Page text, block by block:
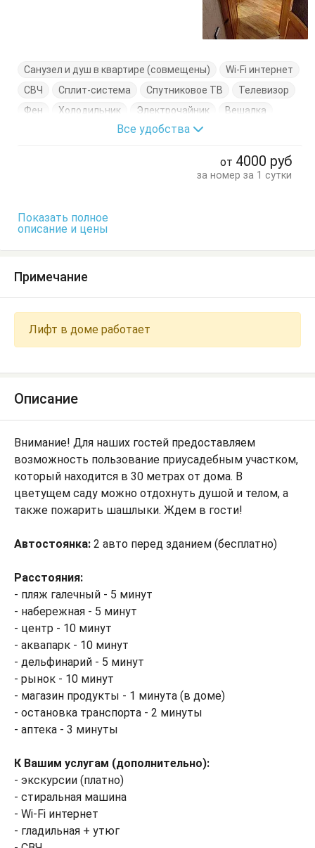
Санузел и душ в квартире (совмещены)
Wi-Fi интернет
СВЧ
Сплит-система Спутниковое ТВ
Телевизор
Фен
Холодильник Электрочайник
Вешалка
Кровать двуспальная
Все удобства
от 4000 руб
за номер за 1 сутки
Показать полное
описание и цены
Примечание
Лифт в доме работает
Описание
Внимание! Для наших гостей предоставляем
возможность пользование приусадебным участком,
который находится в 30 метрах от дома. В
цветущем саду можно отдохнуть душой и телом, а
также пожарить шашлыки. Ждем в гости!
Автостоянка: 2 авто перед зданием (бесплатно)
Расстояния:
- пляж галечный - 5 минут
- набережная - 5 минут
- центр - 10 минут
- аквапарк - 10 минут
- дельфинарий - 5 минут
- рынок - 10 минут
- магазин продукты - 1 минута (в доме)
- остановка транспорта - 2 минуты
- аптека - 3 минуты
К Вашим услугам (дополнительно):
- экскурсии (платно)
- стиральная машина
- Wi-Fi интернет
- гладильная + утюг